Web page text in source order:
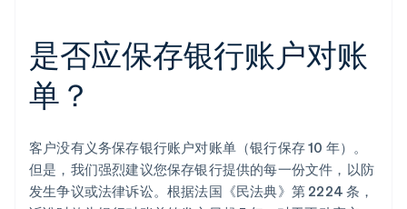
是否应保存银行账户对账
单？
客户没有义务保存银行账户对账单（银行保存 10 年）。
但是，我们强烈建议您保存银行提供的每一份文件，以防
发生争议或法律诉讼。根据法国《民法典》第 2224 条，